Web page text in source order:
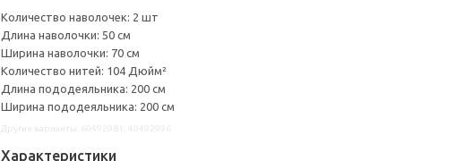
Количество наволочек: 2 шт
Длина наволочки: 50 см
Ширина наволочки: 70 см
Количество нитей: 104 Дюйм²
Длина пододеяльника: 200 см
Ширина пододеяльника: 200 см
Характеристики